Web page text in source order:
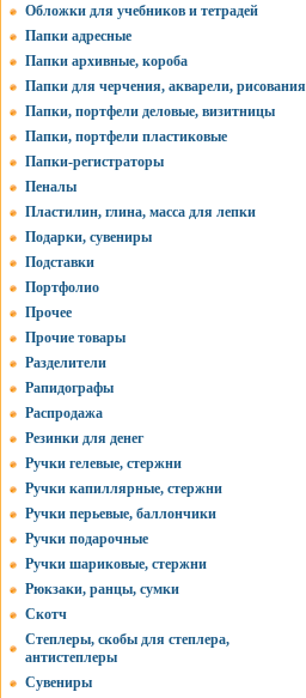
Обложки для учебников и тетрадей
Папки адресные
Папки архивные, короба
Папки для черчения, акварели, рисования
Папки, портфели деловые, визитницы
Папки, портфели пластиковые
Папки-регистраторы
Пеналы
Пластилин, глина, масса для лепки
Подарки, сувениры
Подставки
Портфолио
Прочее
Прочие товары
Разделители
Рапидографы
Распродажа
Резинки для денег
Ручки гелевые, стержни
Ручки капиллярные, стержни
Ручки перьевые, баллончики
Ручки подарочные
Ручки шариковые, стержни
Рюкзаки, ранцы, сумки
Скотч
Степлеры, скобы для степлера,
антистеплеры
Сувениры